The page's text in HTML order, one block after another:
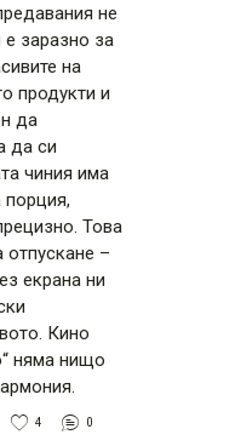
не
заразно за
на
продукти и
да
да си
чиния има
Това
–
екрана ни
Кино
няма нищо
4
0